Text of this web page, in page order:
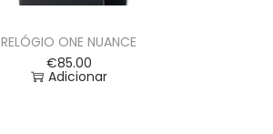
RELÓGIO ONE NUANCE
€85.00
Adicionar